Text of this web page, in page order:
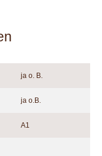
ja o. B.
ja o.B.
A1